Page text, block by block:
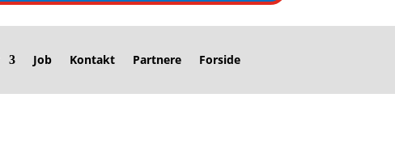
Job Kontakt Partnere Forside